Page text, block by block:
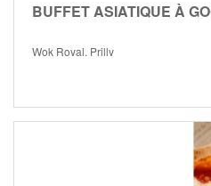
BUFFET ASIATIQUE À
Wok Royal, Prilly